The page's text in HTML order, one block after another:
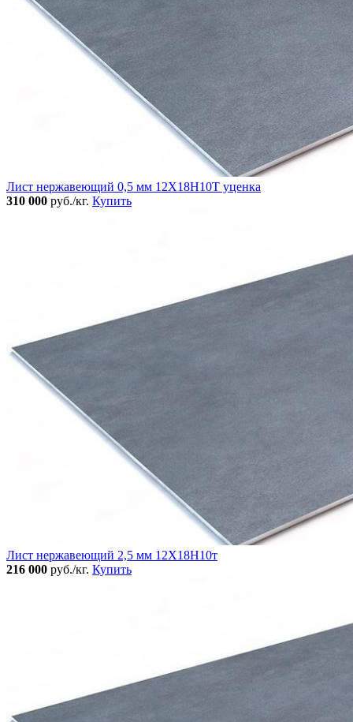
Лист нержавеющий 0,5 мм 12Х18Н10Т уценка
310 000 руб./кг. Купить
Лист нержавеющий 2,5 мм 12Х18Н10т
216 000 руб./кг. Купить